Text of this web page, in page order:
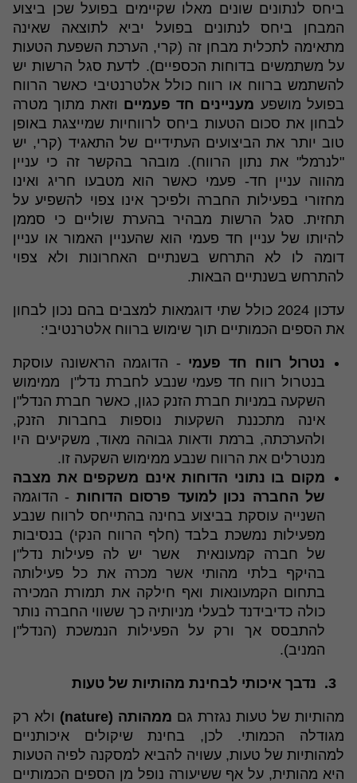
ביחס לנתונים שונים מאלו שקיימים בפועל שכן ביצוע
המבחן ביחס לנתונים בפועל יביא לתוצאה שאינה
מתאימה לתכלית מבחן זה (קרי, הערכת השפעת הטעות
על משתמשים בדוחות הכספיים). לדעת סגל הרשות יש
להשתמש ברווח או רווח כולל אלטרנטיבי כאשר הרווח
בפועל מושפע מעניינים חד פעמיים וזאת מתוך מטרה
לבחון את סכום הטעות ביחס לרווחיות שמייצגת באופן
טוב יותר את הביצועים העתידיים של התאגיד (קרי, יש
"לנרמל" את נתון הרווח). מובהר בהקשר זה כי עניין
מהווה עניין חד- פעמי כאשר הוא מטבעו חריג ואינו
מחזורי בפעילות החברה ולפיכך אינו צפוי להשפיע על
תחזית. סגל הרשות מבהיר בהערת שוליים כי סממן
להיותו של עניין חד פעמי הוא שהעניין האמור או עניין
דומה לו לא התרחש בשנתיים האחרונות ולא צפוי
להתרחש בשנתיים הבאות.
עדכון 2024 כולל שתי דוגמאות למצבים בהם נכון לבחון
את הספים הכמותיים תוך שימוש ברווח אלטרנטיבי:
נטרול רווח חד פעמי - הדוגמה הראשונה עוסקת
בנטרול רווח חד פעמי שנבע לחברת נדל"ן ממימוש
השקעה במניות חברת הזנק כגון, כאשר חברת הנדל"ן
אינה מתכננת השקעות נוספות בחברות הזנק,
ולהערכתה, ברמת ודאות גבוהה מאוד, משקיעים היו
מנטרלים את הרווח שנבע ממימוש השקעה זו.
מקום בו נתוני הדוחות אינם משקפים את מצבה
של החברה נכון למועד פרסום הדוחות - הדוגמה
השנייה עוסקת בביצוע בחינה בהתייחס לרווח שנבע
מפעילות נמשכת בלבד (חלף הרווח הנקי) בנסיבות
של חברה קמעונאית אשר יש לה פעילות נדל"ן
בהיקף בלתי מהותי אשר מכרה את כל פעילותה
בתחום הקמעונאות ואף חילקה את תמורת המכירה
כולה כדיבידנד לבעלי מניותיה כך ששווי החברה נותר
להתבסס אך ורק על הפעילות הנמשכת (הנדל"ן
המניב).
מהותיות של טעות נגזרת גם ממהותה (nature)
ולא רק
מגודלה הכמותי. לכן, בחינת שיקולים איכותניים
למהותיות של טעות, עשויה להביא למסקנה לפיה הטעות
היא מהותית, על אף ששיעורה נופל מן הספים הכמותיים